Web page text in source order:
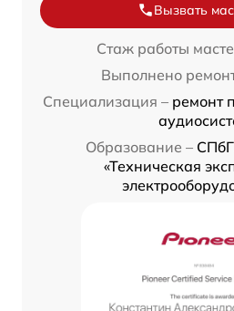
Вызвать
Стаж работы
Выполнено
Специализация – ремонт
Образование –
«Техническая